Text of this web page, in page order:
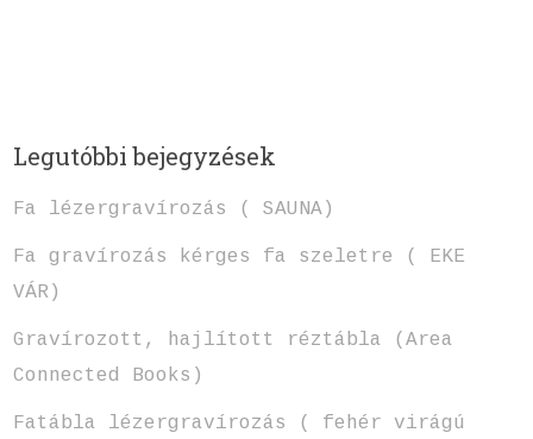
Legutóbbi bejegyzések
Fa lézergravírozás ( SAUNA)
Fa gravírozás kérges fa szeletre ( EKE
VÁR)
Gravírozott, hajlított réztábla (Area
Connected Books)
Fatábla lézergravírozás ( fehér virágú